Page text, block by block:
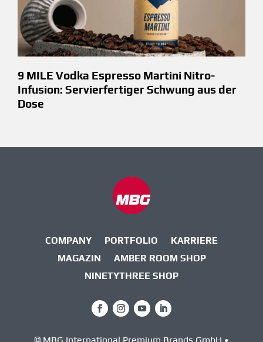
9 MILE Vodka Espresso Martini Nitro-
Infusion: Servierfertiger Schwung aus der
Dose
COMPANY PORTFOLIO
KARRIERE
MAGAZIN
AMBER ROOM SHOP
NINETYTHREE SHOP